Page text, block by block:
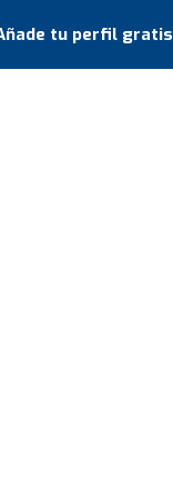
tu perfil gratis